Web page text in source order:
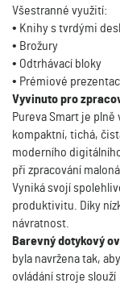
Všestranné využití:
• Knihy s tvrdými
• Brožury
• Odtrhávací bloky
• Prémiové
Vyvinuto pro
Pureva Smart je
kompaktní, tichá,
moderního
při zpracování
Vyniká svojí
produktivitu. Díky
návratnost.
Barevný dotykový
byla navržena tak,
ovládání stroje